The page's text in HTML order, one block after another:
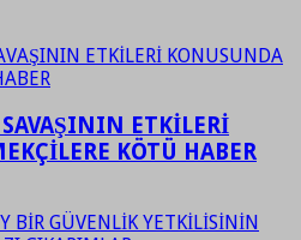
SAVAŞININ ETKİLERİ
KÖTÜ HABER